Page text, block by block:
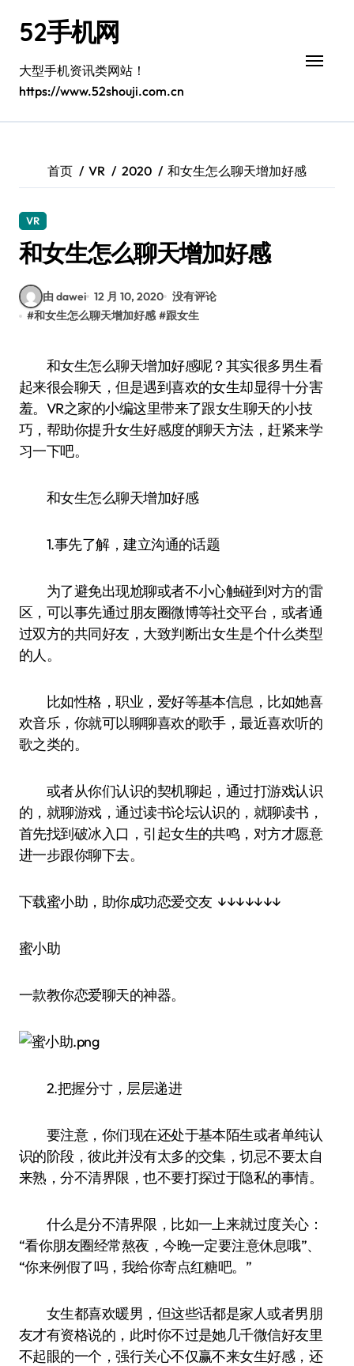
52手机网
大型手机资讯类网站！
https://www.52shouji.com.cn
首页 VR 2020 和女生怎么聊天增加好感
VR
和女生怎么聊天增加好感
由 dawei 12 月 10, 2020 没有评论
#和女生怎么聊天增加好感 #跟女生
和女生怎么聊天增加好感呢？其实很多男生看
起来很会聊天，但是遇到喜欢的女生却显得十分害
羞。VR之家的小编这里带来了跟女生聊天的小技
巧，帮助你提升女生好感度的聊天方法，赶紧来学
习一下吧。
和女生怎么聊天增加好感
1.事先了解，建立沟通的话题
为了避免出现尬聊或者不小心触碰到对方的雷
区，可以事先通过朋友圈微博等社交平台，或者通
过双方的共同好友，大致判断出女生是个什么类型
的人。
比如性格，职业，爱好等基本信息，比如她喜
欢音乐，你就可以聊聊喜欢的歌手，最近喜欢听的
歌之类的。
或者从你们认识的契机聊起，通过打游戏认识
的，就聊游戏，通过读书论坛认识的，就聊读书，
首先找到破冰入口，引起女生的共鸣，对方才愿意
进一步跟你聊下去。
下载蜜小助，助你成功恋爱交友 ↓↓↓↓↓↓↓
蜜小助
一款教你恋爱聊天的神器。
2.把握分寸，层层递进
要注意，你们现在还处于基本陌生或者单纯认
识的阶段，彼此并没有太多的交集，切忌不要太自
来熟，分不清界限，也不要打探过于隐私的事情。
什么是分不清界限，比如一上来就过度关心：
“看你朋友圈经常熬夜，今晚一定要注意休息哦”、
“你来例假了吗，我给你寄点红糖吧。”
女生都喜欢暖男，但这些话都是家人或者男朋
友才有资格说的，此时你不过是她几千微信好友里
不起眼的一个，强行关心不仅赢不来女生好感，还